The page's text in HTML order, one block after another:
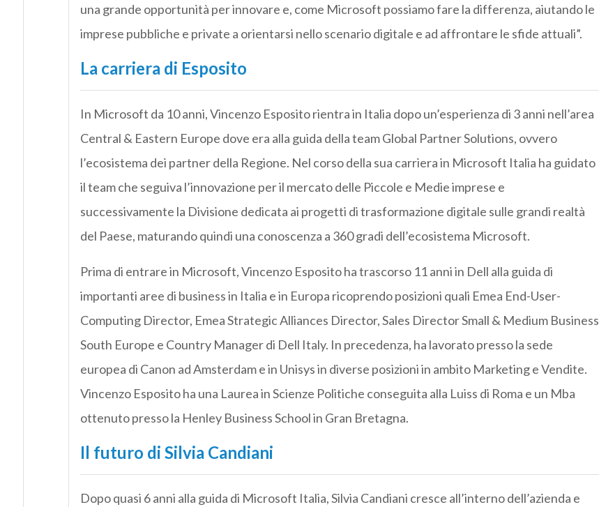
una grande opportunità per innovare e, come Microsoft possiamo fare la differenza, aiutando le
imprese pubbliche e private a orientarsi nello scenario digitale e ad affrontare le sfide attuali”.
La carriera di Esposito
In Microsoft da 10 anni, Vincenzo Esposito rientra in Italia dopo un’esperienza di 3 anni nell’area
Central & Eastern Europe dove era alla guida della team Global Partner Solutions, ovvero
l’ecosistema dei partner della Regione. Nel corso della sua carriera in Microsoft Italia ha guidato
il team che seguiva l’innovazione per il mercato delle Piccole e Medie imprese e
successivamente la Divisione dedicata ai progetti di trasformazione digitale sulle grandi realtà
del Paese, maturando quindi una conoscenza a 360 gradi dell’ecosistema Microsoft.
Prima di entrare in Microsoft, Vincenzo Esposito ha trascorso 11 anni in Dell alla guida di
importanti aree di business in Italia e in Europa ricoprendo posizioni quali Emea End-User-
Computing Director, Emea Strategic Alliances Director, Sales Director Small & Medium Business
South Europe e Country Manager di Dell Italy. In precedenza, ha lavorato presso la sede
europea di Canon ad Amsterdam e in Unisys in diverse posizioni in ambito Marketing e Vendite.
Vincenzo Esposito ha una Laurea in Scienze Politiche conseguita alla Luiss di Roma e un Mba
ottenuto presso la Henley Business School in Gran Bretagna.
Il futuro di Silvia Candiani
Dopo quasi 6 anni alla guida di Microsoft Italia, Silvia Candiani cresce all’interno dell’azienda e